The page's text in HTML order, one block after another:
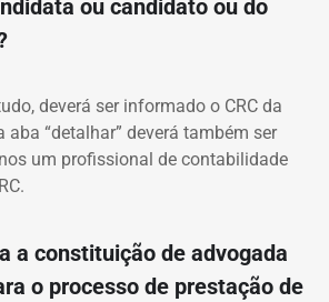
ou candidato ou do
deverá ser informado o CRC da
aba “detalhar” deverá também ser
um profissional de contabilidade
a constituição de advogada
o processo de prestação de